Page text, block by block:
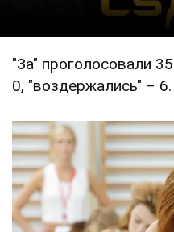
"За" проголосовали
0, "воздержались" – 6.